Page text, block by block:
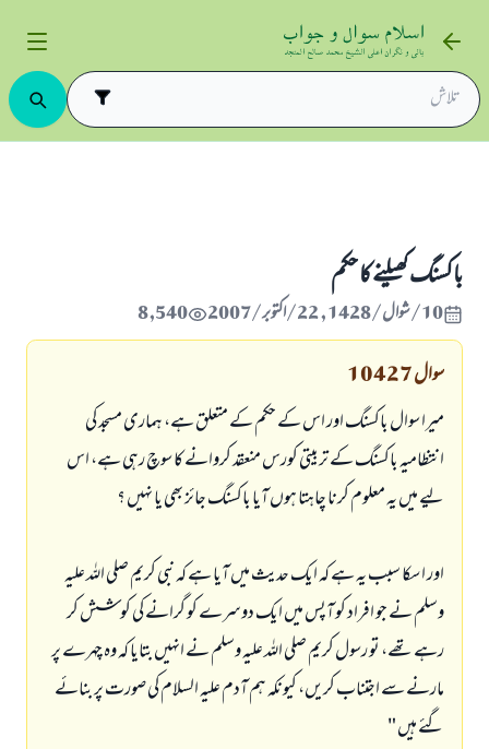
باكسنگ كھيلنے كا حكم
10/شوال/1428 , 22/اکتوبر/2007 8,540
سوال10427
ميرا سوال باكسنگ اور اس كے حكم كے متعلق ہے، ہمارى مسجد كى
انتظاميہ باكسنگ كے تربيتى كورس منعقد كروانے كا سوچ رہى ہے، اس
ليے ميں يہ معلوم كرنا چاہتا ہوں آيا باكسنگ جائز بھى يا نہيں ؟
اور ا سكا سبب يہ ہے كہ ايك حديث ميں آيا ہے كہ نبى كريم صلى اللہ عليہ
وسلم نے جو افراد كو آپس ميں ايك دوسرے كو گرانے كى كوشش كر
رہے تھے، تو رسول كريم صلى اللہ عليہ وسلم نے انہيں بتايا كہ وہ چہرے پر
مارنے سے اجتناب كريں، كيونكہ ہم آدم عليہ السلام كى صورت پر بنائے
گئے ہيں "